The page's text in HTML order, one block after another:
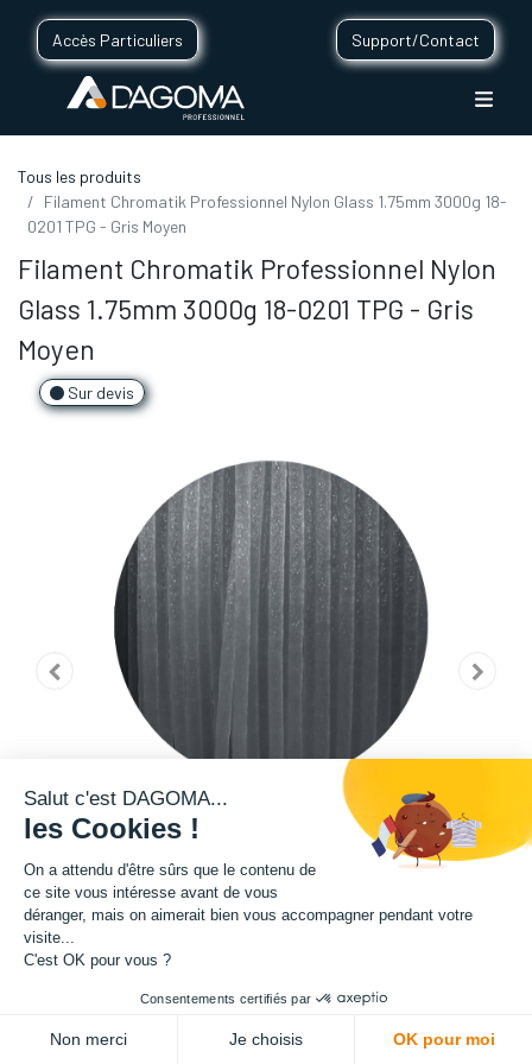
Accès Particuliers Support/Contact
Tous les produits
Filament Chromatik Professionnel Nylon Glass 1.75mm 3000g 18-
0201 TPG - Gris Moyen
Filament Chromatik Professionnel Nylon
Glass 1.75mm 3000g 18-0201 TPG - Gris
Moyen
Sur devis
Cette bobine de filament de la teinte Pantone 18-0201 TPG fait partie de
dans sa composition, ce filament présente une exceptionnelle qualité en
Salut c'est DAGOMA...
les Cookies !
On a attendu d'être sûrs que le contenu de
ce site vous intéresse avant de vous
déranger, mais on aimerait bien vous accompagner pendant votre
visite...
C'est OK pour vous ?
Consentements certifiés par
Non merci Je choisis OK pour moi